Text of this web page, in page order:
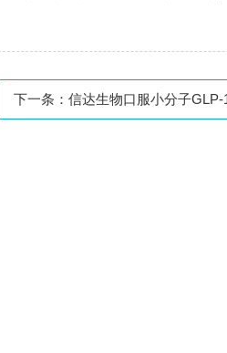
下一条： 信达生物口服小分子GLP-1R激动剂IBI3032的新药